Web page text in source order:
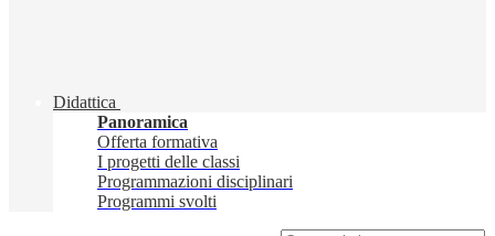
Didattica
Panoramica
Offerta formativa
I progetti delle classi
Programmazioni disciplinari
Programmi svolti